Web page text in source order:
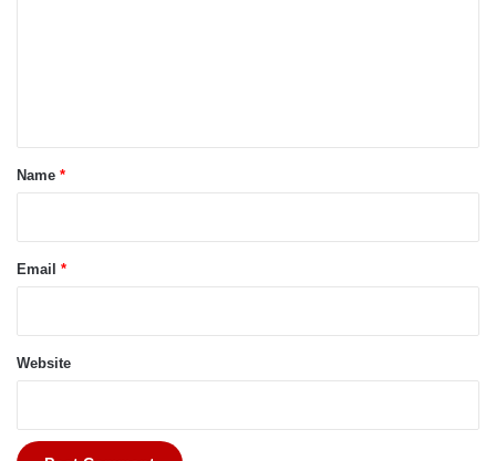
*Name *
Email *
Website